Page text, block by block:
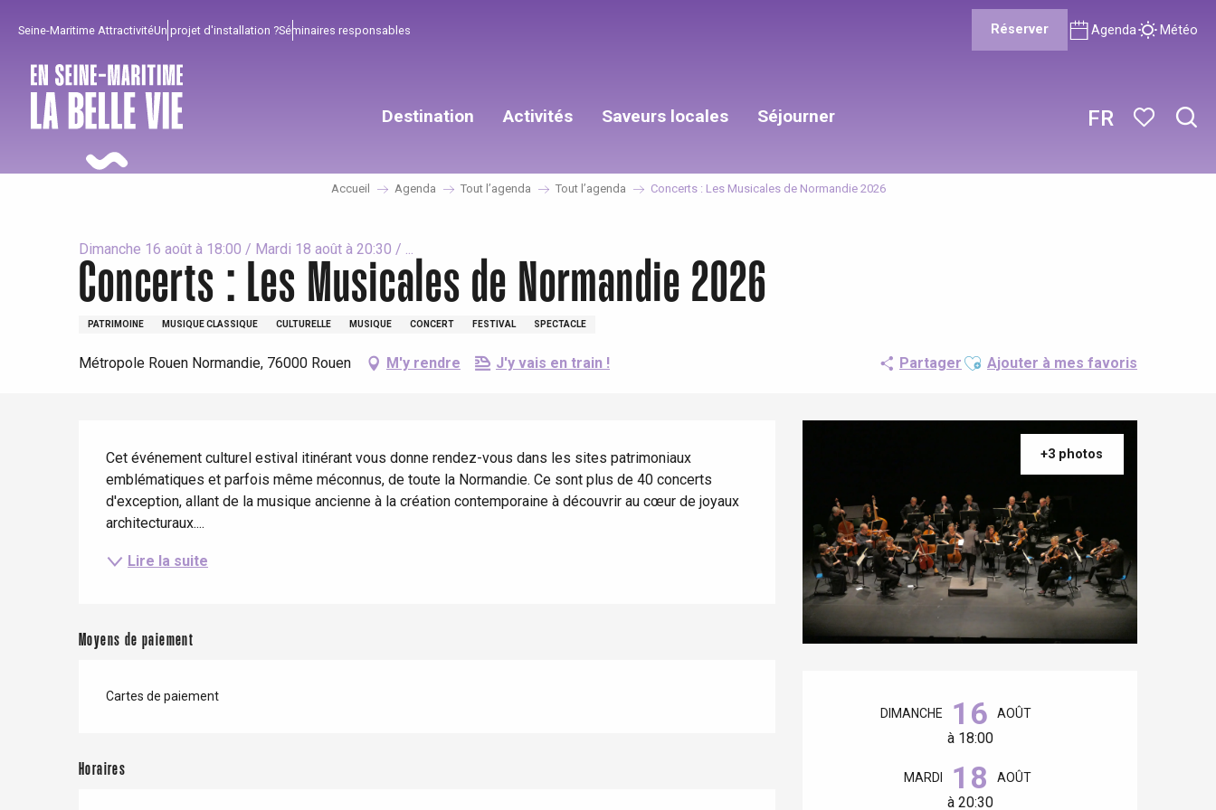
principal
FR
Seine-Maritime AttractivitéUn projet d'installation ?Séminaires responsables Réserver Agenda Météo
Destination Activités
Pour profiter
Tout l'agenda
Avec les enfants
Entre amis
Saveurs locales
Incontournables
Lieux branchés
Séjourner
Bien de chez nous !
Séjours en bord de
Séjours à vélo
Accueil Agenda Tout l’agenda Tout l’agenda Concerts : Les Musicales de Normandie 2026
Dimanche 16 août à 18:00 / Mardi 18 août à 20:30 / ...
Concerts : Les Musicales de Normandie 2026
PATRIMOINE MUSIQUE CLASSIQUE CULTURELLE MUSIQUE CONCERT FESTIVAL SPECTACLE
Métropole Rouen Normandie, 76000 Rouen M'y rendre J'y vais en train ! Partager Ajouter aux favoris
Ajouter à mes favoris
+3 photos
DIMANCHE 16 AOÛT
à 18:00
MARDI 18 AOÛT
à 20:30
Cet événement culturel estival itinérant vous donne rendez-vous dans les sites patrimoniaux
emblématiques et parfois même méconnus, de toute la Normandie. Ce sont plus de 40 concerts
d'exception, allant de la musique ancienne à la création contemporaine à découvrir au cœur de joyaux
architecturaux....
Lire la suite
Moyens de paiement
Cartes de paiement
Horaires